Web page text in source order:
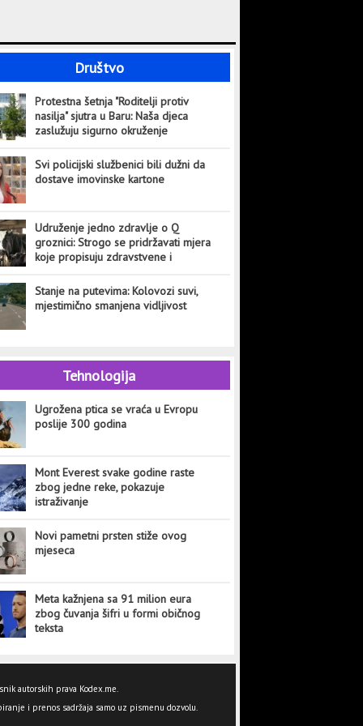
Društvo
Protestna šetnja "Roditelji protiv
nasilja" sjutra u Baru: Naša djeca
zaslužuju sigurno okruženje
Svi policijski službenici bili dužni da
dostave imovinske kartone
Udruženje jedno zdravlje o Q
groznici: Strogo se pridržavati mjera
koje propisuju zdravstvene i
Stanje na putevima: Kolovozi suvi,
mjestimično smanjena vidljivost
Tehnologija
Ugrožena ptica se vraća u Evropu
poslije 300 godina
Mont Everest svake godine raste
zbog jedne reke, pokazuje
istraživanje
Novi pametni prsten stiže ovog
mjeseca
Meta kažnjena sa 91 milion eura
zbog čuvanja šifri u formi običnog
teksta
autorskih prava Kodex.me.
i prenos sadržaja samo uz pismenu dozvolu.